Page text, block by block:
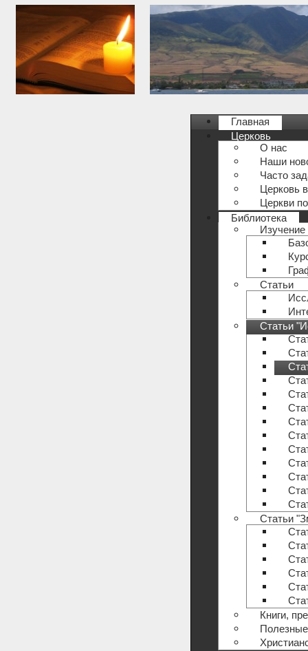
Главная
Церковь
О нас
Наши
Часто
Церковь
Церкви
Библиотека
Статьи
Статьи
Статьи
Книги,